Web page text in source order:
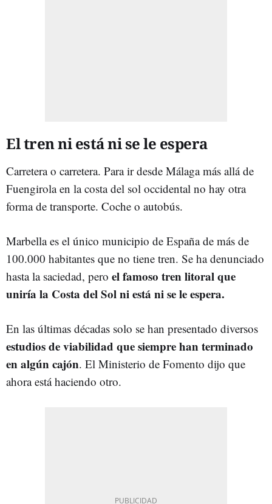
El tren ni está ni se le espera
Carretera o carretera. Para ir desde Málaga más allá de
Fuengirola en la costa del sol occidental no hay otra
forma de transporte. Coche o autobús.
Marbella es el único municipio de España de más de
100.000 habitantes que no tiene tren. Se ha denunciado
hasta la saciedad, pero el famoso tren litoral que
uniría la Costa del Sol ni está ni se le espera.
En las últimas décadas solo se han presentado diversos
estudios de viabilidad que siempre han terminado
en algún cajón. El Ministerio de Fomento dijo que
ahora está haciendo otro.